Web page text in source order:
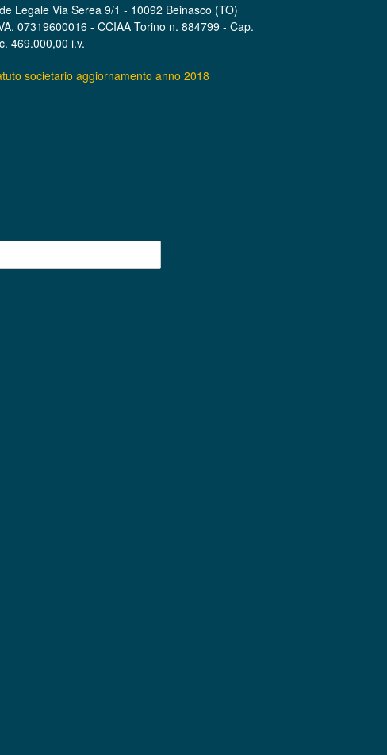
Legale Via Serea 9/1 - 10092 Beinasco (TO)
07319600016 - CCIAA Torino n. 884799 - Cap.
469.000,00 i.v.
societario aggiornamento anno 2018